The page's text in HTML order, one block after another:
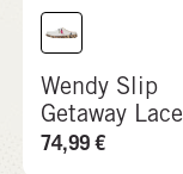
Wendy Slip
Getaway Lace
74,99€